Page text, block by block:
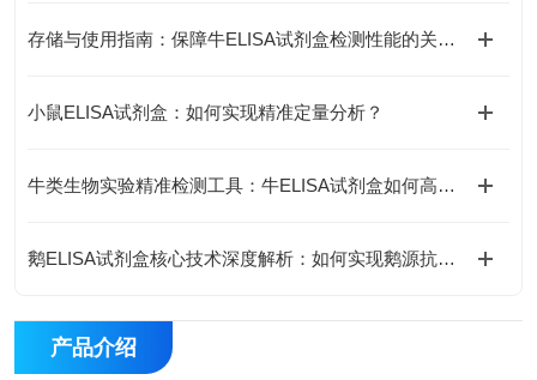
存储与使用指南：保障牛ELISA试剂盒检测性能的关键措施
小鼠ELISA试剂盒：如何实现精准定量分析？
牛类生物实验精准检测工具：牛ELISA试剂盒如何高效完成牛源样本目标蛋白定量分析？
鹅ELISA试剂盒核心技术深度解析：如何实现鹅源抗体与抗原的高特异性检测及精准定量分析？
产品介绍